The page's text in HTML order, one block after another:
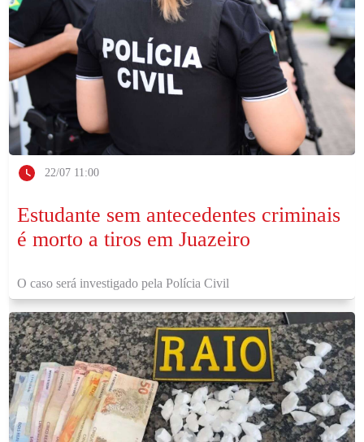
22/07 11:00
Estudante sem antecedentes criminais
é morto a tiros em Juazeiro
O caso será investigado pela Polícia Civil